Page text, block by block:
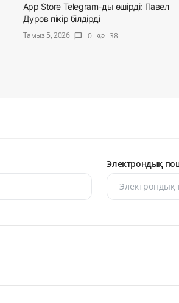
App Store Telegram-ды өшірді: Павел
Дуров пікір білдірді
Тамыз 5, 2026 chat_bubble 0 visibility 38
Электрондық